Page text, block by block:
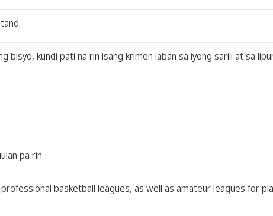
bisyo, kundi pati na rin isang krimen laban sa iyong sarili at sa
pa rin.
basketball leagues, as well as amateur leagues for